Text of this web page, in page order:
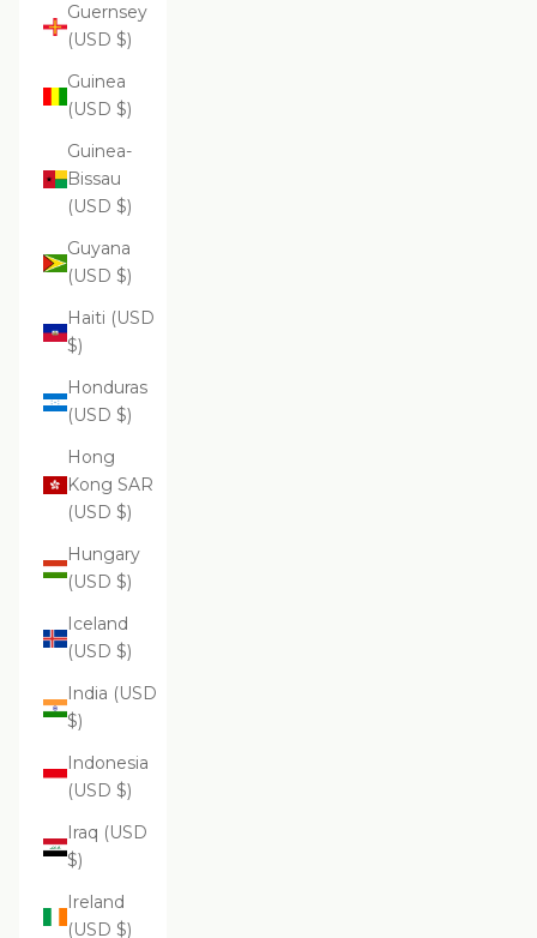
Guernsey
(USD $)
Guinea
(USD $)
Guinea-
Bissau
(USD $)
Guyana
(USD $)
Haiti (USD
$)
Honduras
(USD $)
Hong
Kong SAR
(USD $)
Hungary
(USD $)
Iceland
(USD $)
India (USD
$)
Indonesia
(USD $)
Iraq (USD
$)
Ireland
(USD $)